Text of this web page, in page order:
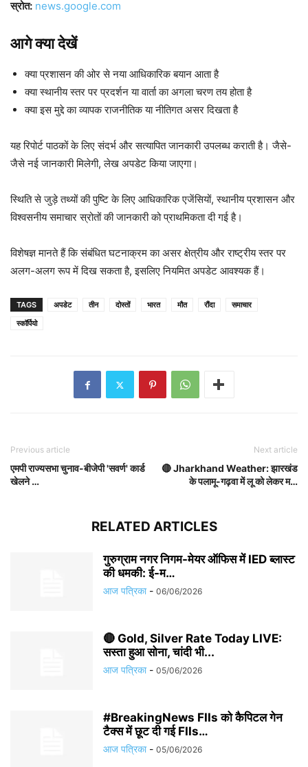
स्रोत: news.google.com
आगे क्या देखें
क्या प्रशासन की ओर से नया आधिकारिक बयान आता है
क्या स्थानीय स्तर पर प्रदर्शन या वार्ता का अगला चरण तय होता है
क्या इस मुद्दे का व्यापक राजनीतिक या नीतिगत असर दिखता है
यह रिपोर्ट पाठकों के लिए संदर्भ और सत्यापित जानकारी उपलब्ध कराती है। जैसे-
जैसे नई जानकारी मिलेगी, लेख अपडेट किया जाएगा।
स्थिति से जुड़े तथ्यों की पुष्टि के लिए आधिकारिक एजेंसियों, स्थानीय प्रशासन और
विश्वसनीय समाचार स्रोतों की जानकारी को प्राथमिकता दी गई है।
विशेषज्ञ मानते हैं कि संबंधित घटनाक्रम का असर क्षेत्रीय और राष्ट्रीय स्तर पर
अलग-अलग रूप में दिख सकता है, इसलिए नियमित अपडेट आवश्यक हैं।
TAGS अपडेट तीन दोस्तों भारत मौत रौंदा
समाचार
स्कॉर्पियो
Previous article
एमपी राज्यसभा चुनाव-बीजेपी 'सवर्ण' कार्ड
खेलने …
Next article
🔴 Jharkhand Weather: झारखंड
के पलामू-गढ़वा में लू को लेकर म…
RELATED ARTICLES
गुरुग्राम नगर निगम-मेयर ऑफिस में IED ब्लास्ट
की धमकी: ई-म…
आज पत्रिका - 06/06/2026
🔴 Gold, Silver Rate Today LIVE:
सस्ता हुआ सोना, चांदी भी...
आज पत्रिका - 05/06/2026
#BreakingNews FIIs को कैपिटल गेन
टैक्स में छूट दी गई FIIs…
आज पत्रिका - 05/06/2026